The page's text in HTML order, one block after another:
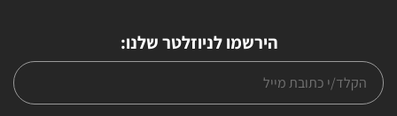
הירשמו לניוזלטר שלנו: